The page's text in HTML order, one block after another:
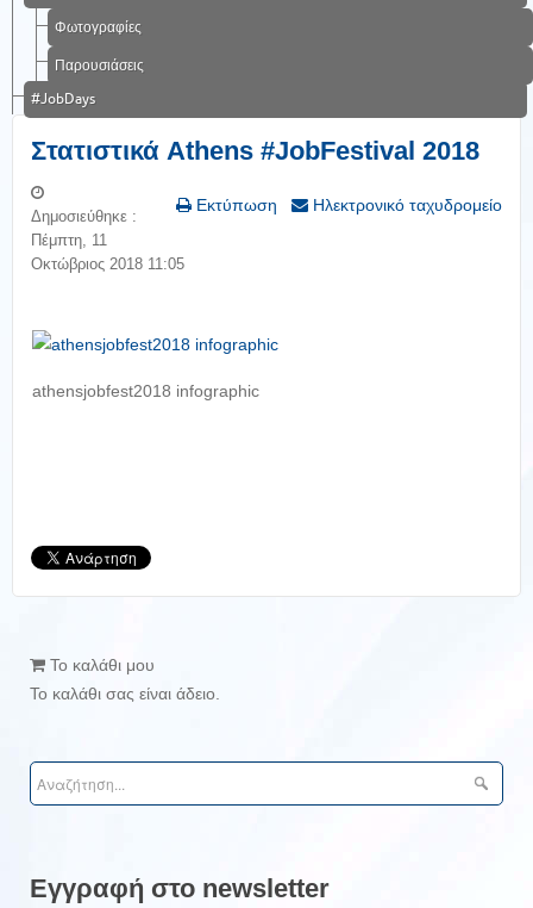
Φωτογραφίες
Παρουσιάσεις
#JobDays
Στατιστικά Athens #JobFestival 2018
Εκτύπωση Ηλεκτρονικό ταχυδρομείο
Δημοσιεύθηκε :
Πέμπτη, 11
Οκτώβριος 2018 11:05
athensjobfest2018 infographic
Το καλάθι μου
Το καλάθι σας είναι άδειο.
Εγγραφή στο newsletter